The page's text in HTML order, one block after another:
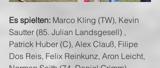
Es spielten: Marco Kling (TW), Kevin
Sautter (85. Julian Landsgesell) ,
Patrick Huber (C), Alex Clauß, Filipe
Dos Reis, Felix Reinkunz, Aron Leicht,